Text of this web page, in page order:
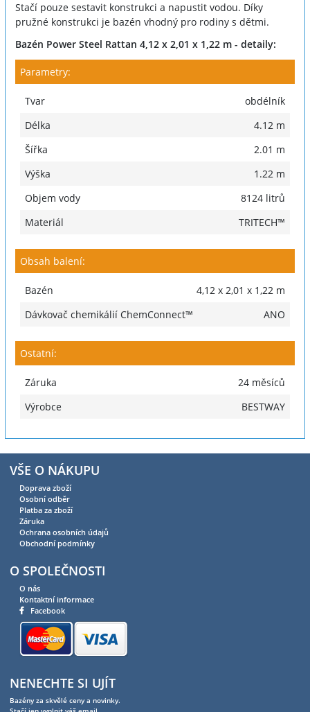
Stačí pouze sestavit konstrukci a napustit vodou. Díky
pružné konstrukci je bazén vhodný pro rodiny s dětmi.
Bazén Power Steel Rattan 4,12 x 2,01 x 1,22 m - detaily:
Parametry:
Tvar
obdélník
Délka
4.12 m
Šířka
2.01 m
Výška
1.22 m
Objem vody
8124 litrů
Materiál
TRITECH™
Obsah balení:
Bazén
4,12 x 2,01 x 1,22 m
Dávkovač chemikálií ChemConnect™
ANO
Ostatní:
Záruka
24 měsíců
Výrobce
BESTWAY
VŠE O NÁKUPU
Doprava zboží
Osobní odběr
Platba za zboží
Záruka
Ochrana osobních údajů
Obchodní podmínky
O SPOLEČNOSTI
O nás
Kontaktní informace
Facebook
NENECHTE SI UJÍT
Bazény za skvělé ceny a novinky.